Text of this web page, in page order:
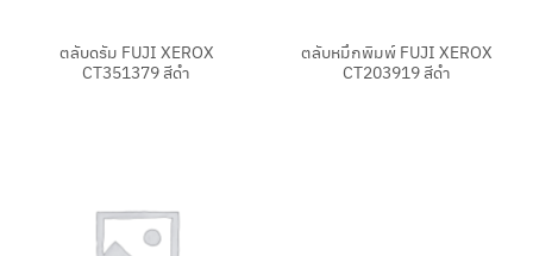
ตลับดรัม FUJI XEROX
CT351379 สีดำ
ตลับหมึกพิมพ์ FUJI XEROX
CT203919 สีดำ